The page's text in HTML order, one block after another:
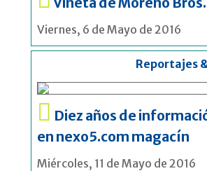
Viernes, 6 de Mayo de 2016
Reportajes
Diez años de
en nexo5.com magacín
Miércoles, 11 de Mayo de 2016